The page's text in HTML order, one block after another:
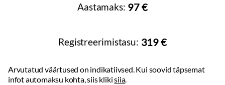
Peeglid päikesesirmides:
2 tk, valgustusega
Välistemperatuuri näidik
Kohandatav meeleoluvalgustus
2620
Aastamaks: 97 €
Registreerimistasu: 319 €
Arvutatud väärtused on indikatiivsed. Kui soovid täpsemat
infot automaksu kohta, siis klikisiia.